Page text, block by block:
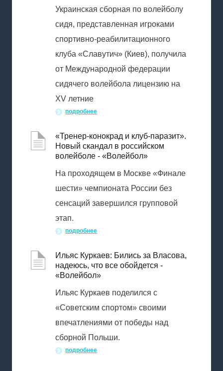
Украинская сборная по волейболу
сидя, представленная игроками
спортивно-реабилитационного
клуба «Славутич» (Киев), получила
от Международной федерации
сидячего волейбола лицензию на
XV летние
подробнее
«Тренер-конокрад и клуб-паразит».
Новый скандал в российском
волейболе - «Волейбол»
На проходящем в Москве «Финале
шести» чемпионата России без
сенсаций завершился групповой
этап.
подробнее
Ильяс Куркаев: Бились за Власова,
надеюсь, что все обойдется -
«Волейбол»
Ильяс Куркаев поделился с
«Советским спортом» своими
впечатлениями от победы над
сборной Польши.
подробнее